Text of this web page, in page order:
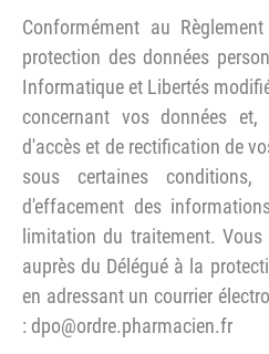
Conformément au
protection des données
Informatique et Libertés
concernant vos données
d'accès et de rectification de
sous certaines
d'effacement des
limitation du traitement.
auprès du Délégué à la
en adressant un courrier
: dpo@ordre.pharmacien.fr